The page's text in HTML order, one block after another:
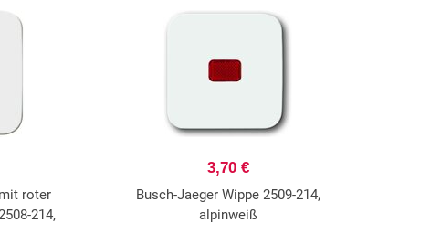
roter
214,
3,70 €
Busch-Jaeger Wippe 2509-214,
alpinweiß